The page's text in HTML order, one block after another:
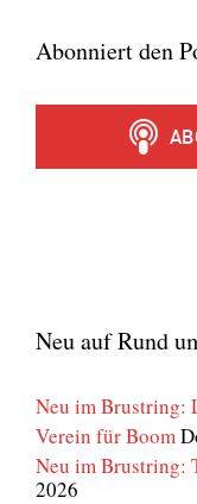
Abonniert den
Neu auf Rund
Neu im Brustring:
Verein für Boom
Neu im Brustring:
2026